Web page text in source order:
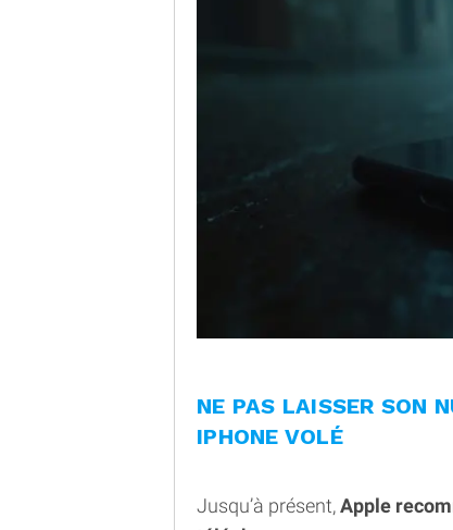
NE PAS LAISSER SON
IPHONE VOLÉ
Jusqu’à présent,Apple